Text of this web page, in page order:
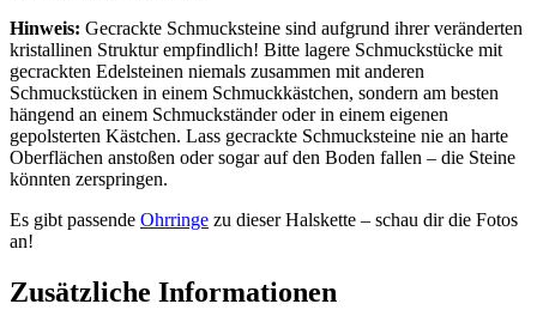
Hinweis: Gecrackte Schmucksteine sind aufgrund ihrer veränderten
kristallinen Struktur empfindlich! Bitte lagere Schmuckstücke mit
gecrackten Edelsteinen niemals zusammen mit anderen
Schmuckstücken in einem Schmuckkästchen, sondern am besten
hängend an einem Schmuckständer oder in einem eigenen
gepolsterten Kästchen. Lass gecrackte Schmucksteine nie an harte
Oberflächen anstoßen oder sogar auf den Boden fallen – die Steine
könnten zerspringen.
Es gibt passende Ohrringe zu dieser Halskette – schau dir die Fotos
an!
Zusätzliche Informationen